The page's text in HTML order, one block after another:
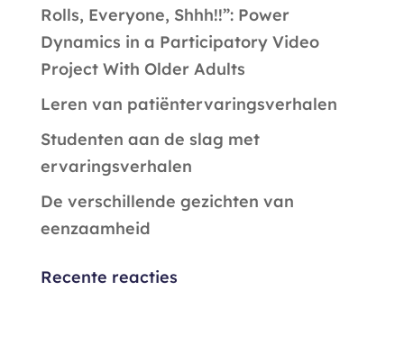
Rolls, Everyone, Shhh!!”: Power
Dynamics in a Participatory Video
Project With Older Adults
Leren van patiëntervaringsverhalen
Studenten aan de slag met
ervaringsverhalen
De verschillende gezichten van
eenzaamheid
Recente reacties